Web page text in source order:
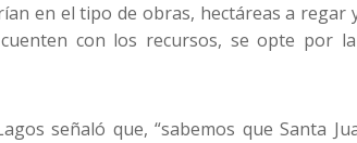
en el tipo de obras, hectáreas a
con los recursos, se opte por
señaló que, “sabemos que Santa